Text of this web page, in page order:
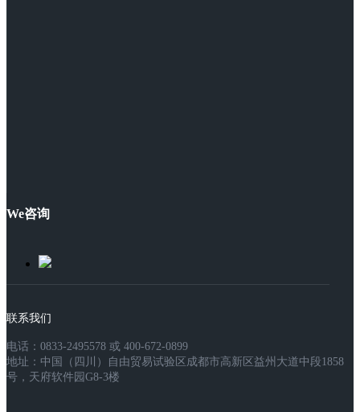
We咨询
联系我们
电话：0833-2495578 或 400-672-0899
地址：中国（四川）自由贸易试验区成都市高新区益州大道中段1858
号，天府软件园G8-3楼